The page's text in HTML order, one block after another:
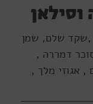
וסילאן
(25%), סילאן ,שקד שלם, שמן
דמררה ,
, אגוזי מלך ,